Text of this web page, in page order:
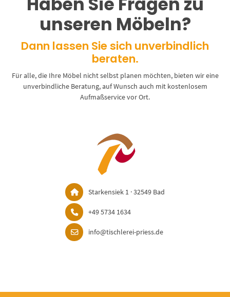
unseren Möbeln?
Dann lassen Sie sich unverbindlich
beraten.
Für alle, die Ihre Möbel nicht selbst planen möchten, bieten wir eine
unverbindliche Beratung, auf Wunsch auch mit kostenlosem
Aufmaßservice vor Ort.
Starkensiek 1 · 32549 Bad
+49 5734 1634
info@tischlerei-priess.de